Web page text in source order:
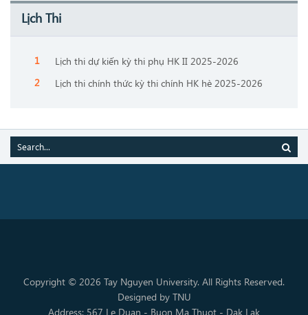
Lịch Thi
Lịch thi dự kiến kỳ thi phụ HK II 2025-2026
Lịch thi chính thức kỳ thi chính HK hè 2025-2026
Copyright © 2026 Tay Nguyen University. All Rights Reserved.
Designed by TNU
Address: 567 Le Duan - Buon Ma Thuot - Dak Lak